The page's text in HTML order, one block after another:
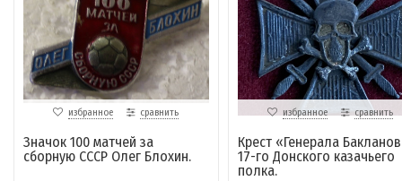
избранное сравнить
Значок 100 матчей за
сборную СССР Олег Блохин.
избранное сравнить
Крест «Генерала
17-го Донского казачьего
полка.